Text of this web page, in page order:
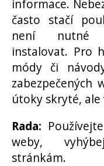
informace.
často stačí
není
instalovat. Pro
módy či
zabezpečených
útoky skryté,
Rada:
weby,
stránkám.